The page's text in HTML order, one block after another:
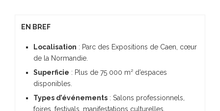
EN BREF
Localisation : Parc des Expositions de Caen, cœur
de la Normandie.
Superficie : Plus de 75 000 m² d’espaces
disponibles.
Types d’événements : Salons professionnels,
foires, festivals, manifestations culturelles.